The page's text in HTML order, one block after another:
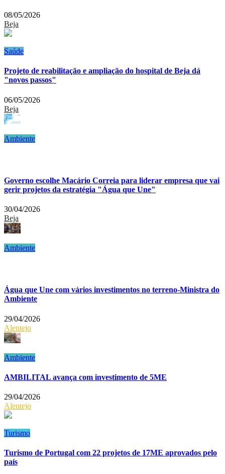
08/05/2026
Beja
Saúde
Projeto de reabilitação e ampliação do hospital de Beja dá
"novos passos"
06/05/2026
Beja
Ambiente
Governo escolhe Macário Correia para liderar empresa que vai
gerir projetos da estratégia "Água que Une"
30/04/2026
Beja
Ambiente
Água que Une com vários investimentos no terreno-Ministra do
Ambiente
29/04/2026
Alentejo
Ambiente
AMBILITAL avança com investimento de 5ME
29/04/2026
Alentejo
Turismo
Turismo de Portugal com 22 projetos de 17ME aprovados pelo
país